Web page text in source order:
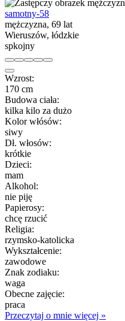
samotny-58
mężczyzna, 69 lat
Wieruszów, łódzkie
spkojny
Wzrost:
170 cm
Budowa ciała:
kilka kilo za dużo
Kolor włósów:
siwy
Dł. włosów:
krótkie
Dzieci:
mam
Alkohol:
nie piję
Papierosy:
chcę rzucić
Religia:
rzymsko-katolicka
Wykształcenie:
zawodowe
Znak zodiaku:
waga
Obecne zajęcie:
praca
Przeczytaj o mnie więcej »